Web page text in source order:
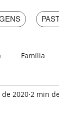
Família
2020 2 min